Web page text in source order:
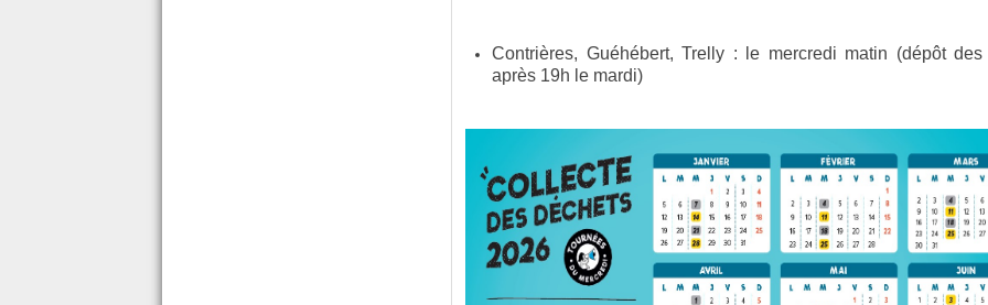
Contrières, Guéhébert, Trelly : le mercredi matin (dépôt des
après 19h le mardi)